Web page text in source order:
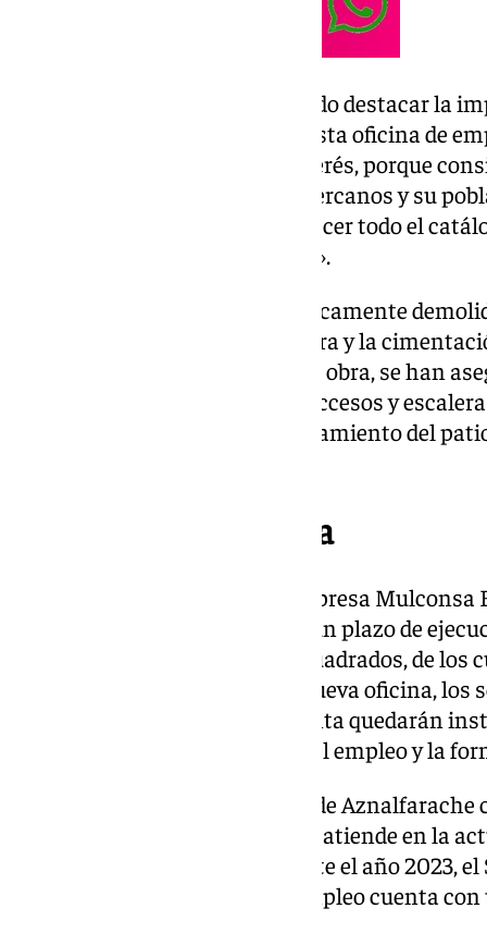
El delegado de Empleo ha querido destacar la
puesta en funcionamiento de esta oficina de
tenemos puesto el máximo interés, porque
Aznalfarache, los municipios cercanos y su
la que podamos desplegar y ofrecer todo el
manera más cómoda y cercana».
El interior se encontraba prácticamente
instalación, aunque la estructura y la
estado. Durante el proceso de la obra, se han
medianeras; reorganizado los accesos y
construcción completa del cerramiento del
Detalles de la reforma
Esta obra se le adjudicó a la empresa
1.272.860 euros, contando con un plazo de
del edificio tiene 1.112 metros cuadrados, de
cuanto a la distribución de la nueva oficina,
planta baja y en la primera planta quedarán
municipales relacionados con el empleo y la
La oficina del SAE en San Juan de
técnicos y técnicas de empleo y atiende en la
personas demandantes. Durante el año 2023,
citas. El Servicio Andaluz de Empleo cuenta